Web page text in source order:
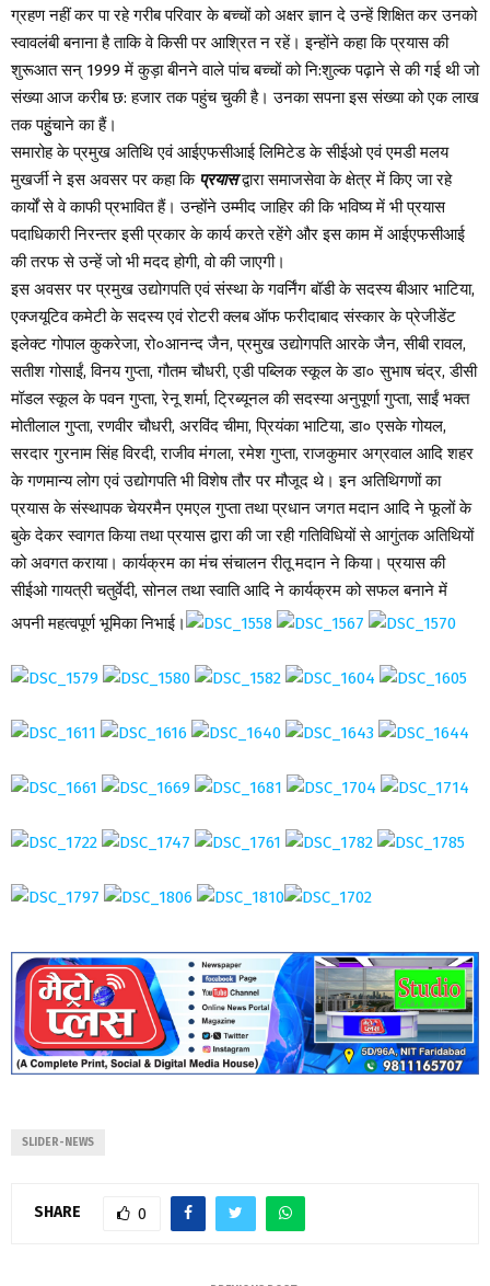
ग्रहण नहीं कर पा रहे गरीब परिवार के बच्चों को अक्षर ज्ञान दे उन्हें शिक्षित कर उनको
स्वावलंबी बनाना है ताकि वे किसी पर आश्रित न रहें। इन्होंने कहा कि प्रयास की
शुरूआत सन् 1999 में कुड़ा बीनने वाले पांच बच्चों को नि:शुल्क पढ़ाने से की गई थी जो
संख्या आज करीब छ: हजार तक पहुंच चुकी है। उनका सपना इस संख्या को एक लाख
तक पहुुंचाने का हैं।
समारोह के प्रमुख अतिथि एवं आईएफसीआई लिमिटेड के सीईओ एवं एमडी मलय
मुखर्जी ने इस अवसर पर कहा कि प्रयासद्वारा समाजसेवा के क्षेत्र में किए जा रहे
कार्यों से वे काफी प्रभावित हैं। उन्होंने उम्मीद जाहिर की कि भविष्य में भी प्रयास
पदाधिकारी निरन्तर इसी प्रकार के कार्य करते रहेंगे और इस काम में आईएफसीआई
की तरफ से उन्हें जो भी मदद होगी, वो की जाएगी।
इस अवसर पर प्रमुख उद्योगपति एवं संस्था के गवर्निंग बॉडी के सदस्य बीआर भाटिया,
एक्जयूटिव कमेटी के सदस्य एवं रोटरी क्लब ऑफ फरीदाबाद संस्कार के प्रेजीडेंट
इलेक्ट गोपाल कुकरेजा, रो०आनन्द जैन, प्रमुख उद्योगपति आरके जैन, सीबी रावल,
सतीश गोसाईं, विनय गुप्ता, गौतम चौधरी, एडी पब्लिक स्कूल के डा० सुभाष चंद्र, डीसी
मॉडल स्कूल के पवन गुप्ता, रेनू शर्मा, ट्रिब्यूनल की सदस्या अनुपूर्णा गुप्ता, साईं भक्त
मोतीलाल गुप्ता, रणवीर चौधरी, अरविंद चीमा, प्रियंका भाटिया, डा० एसके गोयल,
सरदार गुरनाम सिंह विरदी, राजीव मंगला, रमेश गुप्ता, राजकुमार अग्रवाल आदि शहर
के गणमान्य लोग एवं उद्योगपति भी विशेष तौर पर मौजूद थे। इन अतिथिगणों का
प्रयास के संस्थापक चेयरमैन एमएल गुप्ता तथा प्रधान जगत मदान आदि ने फूलों के
बुके देकर स्वागत किया तथा प्रयास द्वारा की जा रही गतिविधियों से आगुंतक अतिथियों
को अवगत कराया। कार्यक्रम का मंच संचालन रीतू मदान ने किया। प्रयास की
सीईओ गायत्री चतुर्वेदी, सोनल तथा स्वाति आदि ने कार्यक्रम को सफल बनाने में
अपनी महत्वपूर्ण भूमिका निभाई।
SLIDER-NEWS
SHARE 0